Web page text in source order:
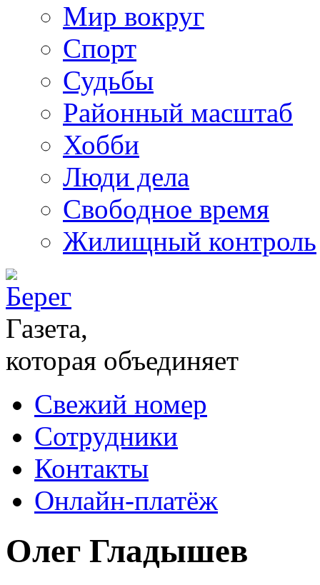
Мир вокруг
Спорт
Судьбы
Районный масштаб
Хобби
Люди дела
Свободное время
Жилищный контроль
Газета,
которая объединяет
Свежий номер
Сотрудники
Контакты
Онлайн-платёж
Олег Гладышев